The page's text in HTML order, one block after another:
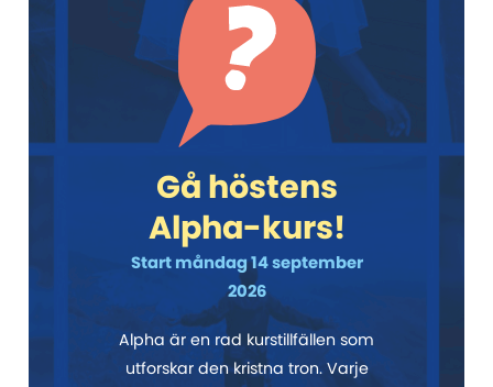
Gå höstens
Alpha-kurs!
Start måndag 14 september
2026
Alpha är en rad kurstillfällen som
utforskar den kristna tron. Varje